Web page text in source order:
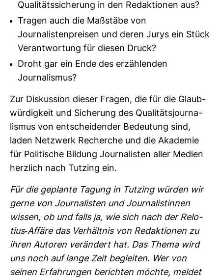
Qualitätssicherung in den Redaktionen aus?
Tragen auch die Maßstäbe von
Journalistenpreisen und deren Jurys ein Stück
Verantwortung für diesen Druck?
Droht gar ein Ende des erzählenden
Journalismus?
Zur Dis­kus­sion dieser Fragen, die für die Glaub­
wür­dig­keit und Siche­rung des Qua­li­täts­jour­na­
lismus von ent­schei­dender Bedeu­tung sind,
laden Netz­werk Recherche und die Aka­demie
für Poli­ti­sche Bil­dung Jour­na­listen aller Medien
herz­lich nach Tutzing ein.
Für die geplante Tagung in Tutzing würden wir
gerne von Jour­na­listen und Jour­na­lis­tinnen
wissen, ob und falls ja, wie sich nach der Relo­
tius-​Affäre das Ver­hältnis von Redak­tionen zu
ihren Autoren ver­än­dert hat. Das Thema wird
uns noch auf lange Zeit begleiten. Wer von
seinen Erfah­rungen berichten möchte, meldet